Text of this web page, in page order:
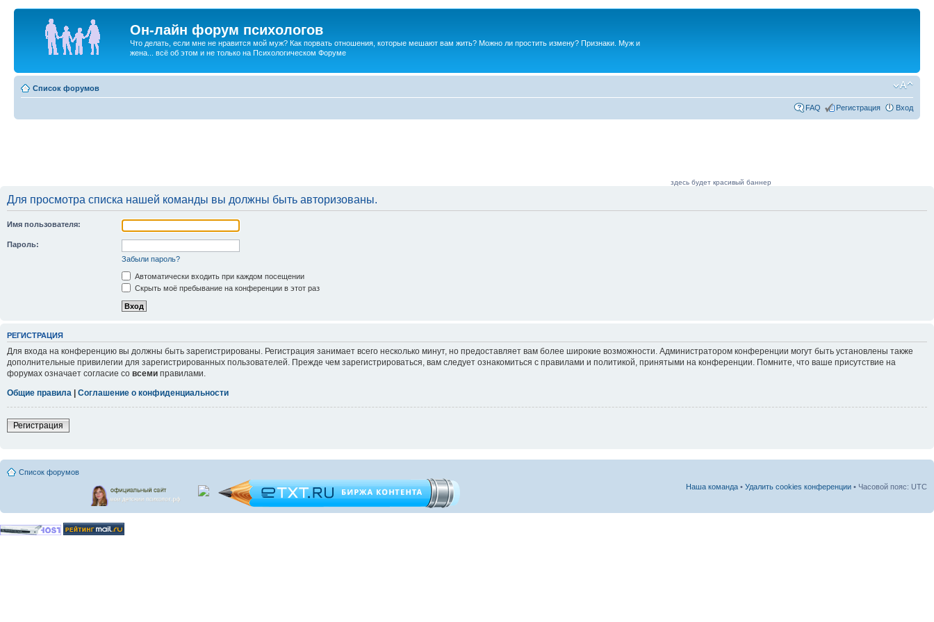
Он-лайн форум психологов
Что делать, если мне не нравится мой муж? Как порвать отношения, которые мешают вам жить? Можно ли простить измену? Признаки. Муж и
жена... всё об этом и не только на Психологическом Форуме
Список форумов
FAQ Регистрация Вход
здесь будет красивый баннер
Для просмотра списка нашей команды вы должны быть авторизованы.
Имя пользователя:
Пароль:
Забыли пароль?
Автоматически входить при каждом посещении
Скрыть моё пребывание на конференции в этот раз
РЕГИСТРАЦИЯ
Для входа на конференцию вы должны быть зарегистрированы. Регистрация занимает всего несколько минут, но предоставляет вам более широкие возможности. Администратором конференции могут быть установлены также
дополнительные привилегии для зарегистрированных пользователей. Прежде чем зарегистрироваться, вам следует ознакомиться с правилами и политикой, принятыми на конференции. Помните, что ваше присутствие на
форумах означает согласие со всеми правилами.
Общие правила
Соглашение о конфиденциальности
Регистрация
Список форумов
Наша команда • Удалить cookies конференции • Часовой пояс: UTC